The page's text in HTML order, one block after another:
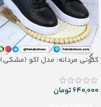
کتونی مردانه: مدل اکو (مشکی)
640,000تومان